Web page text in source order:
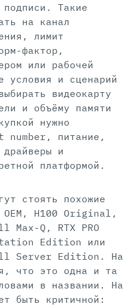
подписи. Такие
на канал
лимит
фактор,
или рабочей
условия и сценарий
видеокарту
и объёму памяти
нужно
number, питание,
и
платформой.
стоять похожие
OEM, H100 Original,
Max-Q, RTX PRO
Edition или
Server Edition. На
что это одна и та
в названии. На
быть критичной: